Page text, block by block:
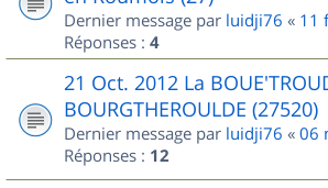
Dernier message par luidji76 « 11
Réponses : 4
21 Oct. 2012 La
BOURGTHEROULDE (27520)
Dernier message par luidji76 « 06
Réponses : 12